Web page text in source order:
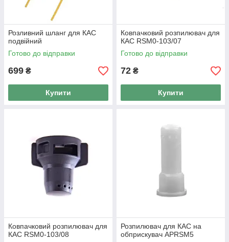
Розливний шланг для КАС
подвійний
Готово до відправки
699 ₴
Купити
Ковпачковий розпилювач для
КАС RSM0-103/07
Готово до відправки
72 ₴
Купити
Ковпачковий розпилювач для
КАС RSM0-103/08
Розпилювач для КАС на
обприскувач APRSM5